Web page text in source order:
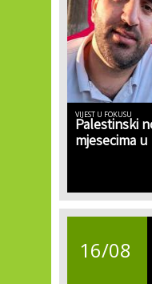
VIJEST U FOKUSU
Palestinski
mjesecima
16/08